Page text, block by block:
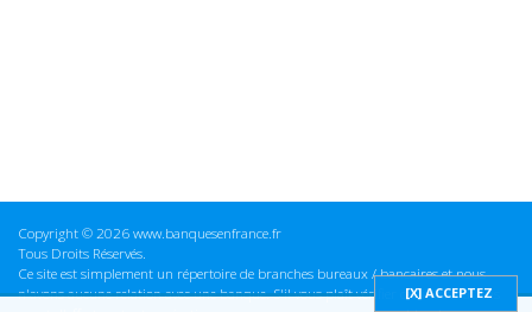
Copyright © 2026 www.banquesenfrance.fr
Tous Droits Réservés.
Ce site est simplement un répertoire de branches bureaux / bancaires et nous
n'avons aucune relation avec une banque. S'il vous plaît vérifier ces informations